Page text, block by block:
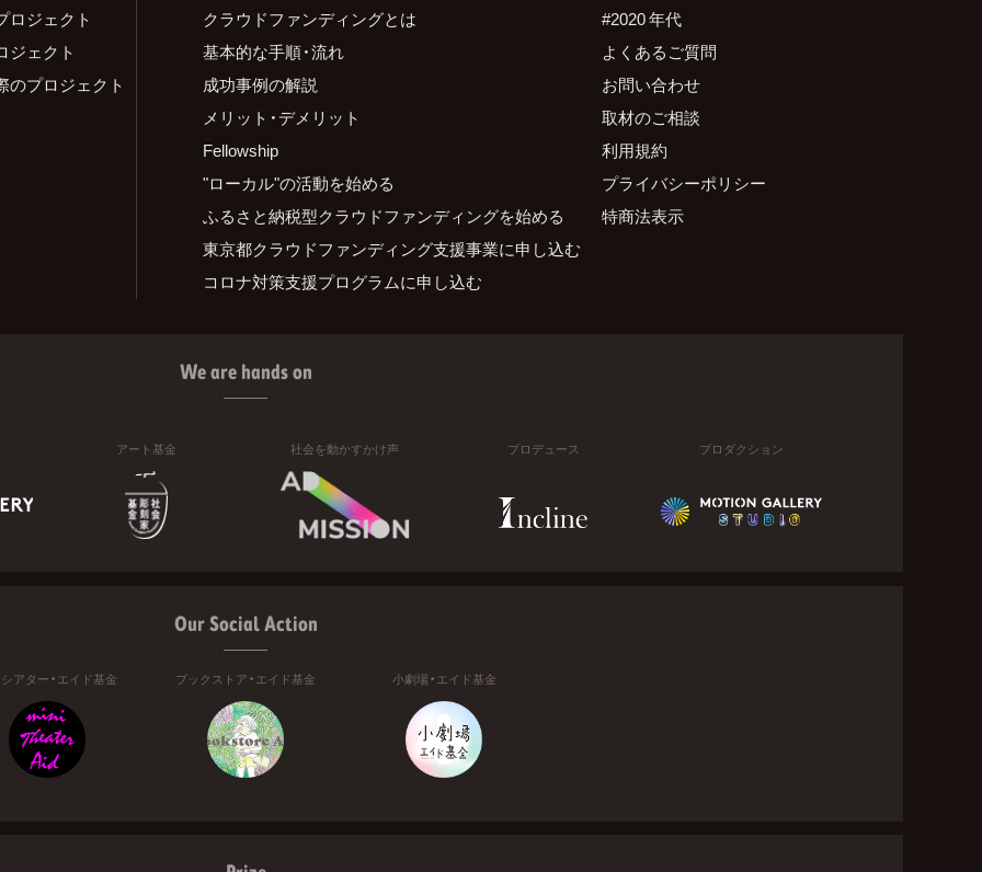
ロジェクト
ジェクト
のプロジェクト
クラウドファンディングとは
基本的な手順・流れ
成功事例の解説
メリット・デメリット
Fellowship
"ローカル"の活動を始める
ふるさと納税型クラウドファンディングを始める
東京都クラウドファンディング支援事業に申し込む
コロナ対策支援プログラムに申し込む
#2020 年代
よくあるご質問
お問い合わせ
取材のご相談
利用規約
プライバシーポリシー
特商法表示
We are hands on
アート基金 社会を動かすかけ声 プロデュース プロダクション
Our Social Action
アター・エイド基金 ブックストア・エイド基金 小劇場・エイド基金